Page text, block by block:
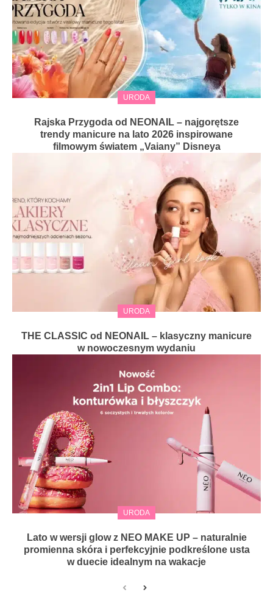
URODA
Rajska Przygoda od NEONAIL – najgorętsze
trendy manicure na lato 2026 inspirowane
filmowym światem „Vaiany” Disneya
URODA
THE CLASSIC od NEONAIL – klasyczny manicure
w nowoczesnym wydaniu
URODA
Lato w wersji glow z NEO MAKE UP – naturalnie
promienna skóra i perfekcyjnie podkreślone usta
w duecie idealnym na wakacje